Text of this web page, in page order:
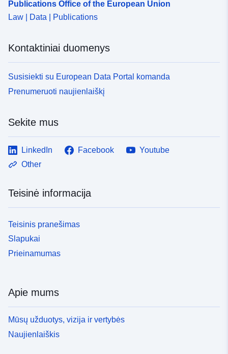
Publications Office of the European Union
Law | Data | Publications
Kontaktiniai duomenys
Susisiekti su European Data Portal komanda
Prenumeruoti naujienlaiškį
Sekite mus
LinkedIn Facebook
Youtube
Other
Teisinė informacija
Teisinis pranešimas
Slapukai
Prieinamumas
Apie mums
Mūsų užduotys, vizija ir vertybės
Naujienlaiškis